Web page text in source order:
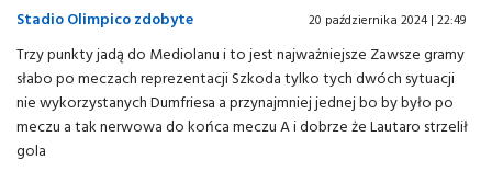
Stadio Olimpico zdobyte 20 października 2024 | 22:49
Trzy punkty jadą do Mediolanu i to jest najważniejsze Zawsze gramy
słabo po meczach reprezentacji Szkoda tylko tych dwóch sytuacji
nie wykorzystanych Dumfriesa a przynajmniej jednej bo by było po
meczu a tak nerwowa do końca meczu A i dobrze że Lautaro strzelił
gola